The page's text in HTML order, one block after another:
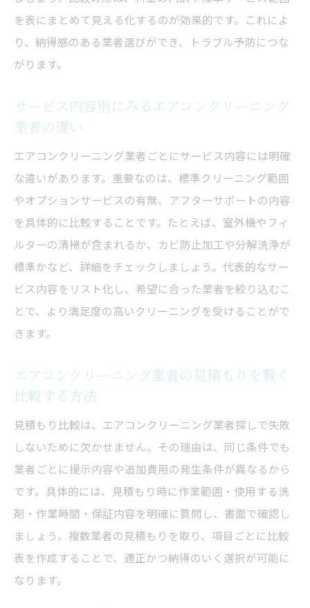
を表にまとめて見える化するのが効果的です。これによ
り、納得感のある業者選びができ、トラブル予防につな
がります。
サービス内容別にみるエアコンクリーニング
業者の違い
エアコンクリーニング業者ごとにサービス内容には明確
な違いがあります。重要なのは、標準クリーニング範囲
やオプションサービスの有無、アフターサポートの内容
を具体的に比較することです。たとえば、室外機やフィ
ルターの清掃が含まれるか、カビ防止加工や分解洗浄が
標準かなど、詳細をチェックしましょう。代表的なサー
ビス内容をリスト化し、希望に合った業者を絞り込むこ
とで、より満足度の高いクリーニングを受けることがで
きます。
エアコンクリーニング業者の見積もりを賢く
比較する方法
見積もり比較は、エアコンクリーニング業者探しで失敗
しないために欠かせません。その理由は、同じ条件でも
業者ごとに提示内容や追加費用の発生条件が異なるから
です。具体的には、見積もり時に作業範囲・使用する洗
剤・作業時間・保証内容を明確に質問し、書面で確認し
ましょう。複数業者の見積もりを取り、項目ごとに比較
表を作成することで、適正かつ納得のいく選択が可能に
なります。